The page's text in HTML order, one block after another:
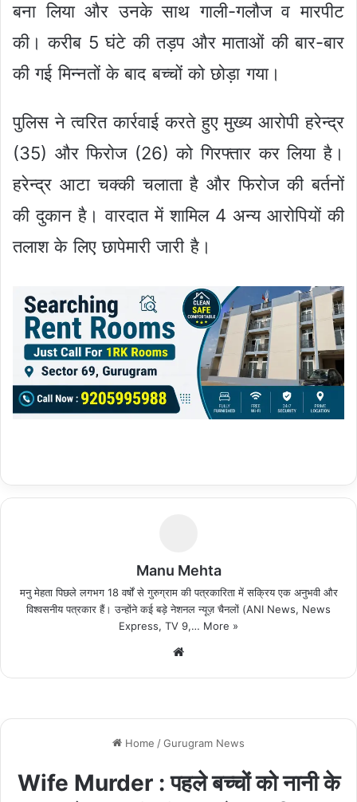
बना लिया और उनके साथ गाली-गलौज व मारपीट
की। करीब 5 घंटे की तड़प और माताओं की बार-बार
की गई मिन्नतों के बाद बच्चों को छोड़ा गया।
पुलिस ने त्वरित कार्रवाई करते हुए मुख्य आरोपी हरेन्द्र
(35) और फिरोज (26) को गिरफ्तार कर लिया है।
हरेन्द्र आटा चक्की चलाता है और फिरोज की बर्तनों
की दुकान है। वारदात में शामिल 4 अन्य आरोपियों की
तलाश के लिए छापेमारी जारी है।
Manu Mehta
मनु मेहता पिछले लगभग 18 वर्षों से गुरुग्राम की पत्रकारिता में सक्रिय एक अनुभवी और
विश्वसनीय पत्रकार हैं। उन्होंने कई बड़े नेशनल न्यूज़ चैनलों (ANI News, News
Express, TV 9,… More »